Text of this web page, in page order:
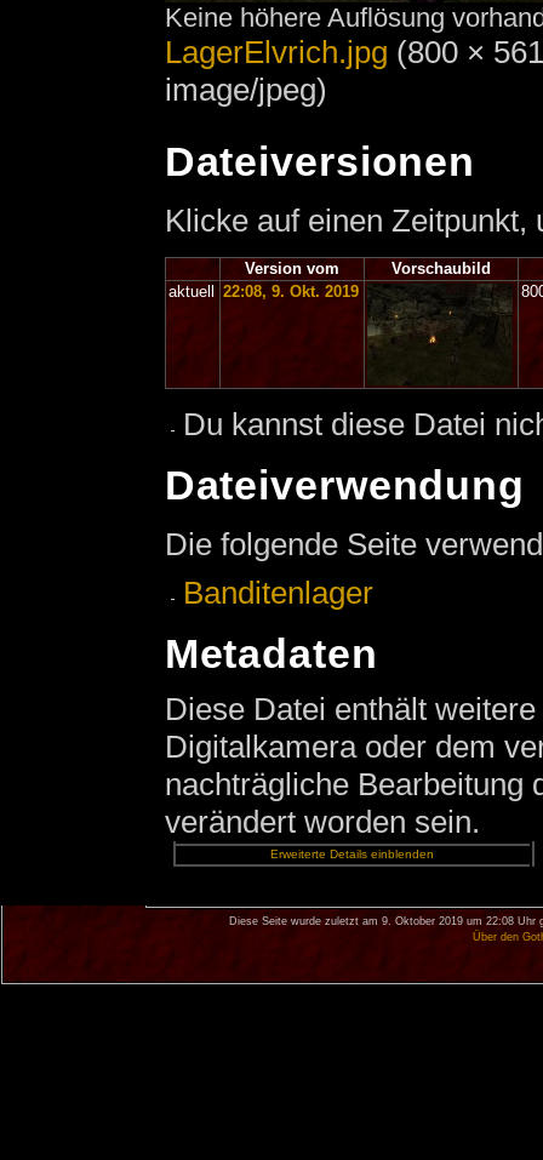
Keine höhere Auflösung
LagerElvrich.jpg (800 ×
image/jpeg)
Dateiversionen
Klicke auf einen
Version vom
Vorschaubild
aktuell
22:08, 9. Okt. 2019
Du kannst diese Datei
Dateiverwendung
Die folgende Seite
Banditenlager
Metadaten
Diese Datei enthält
Digitalkamera oder dem
nachträgliche Bearbeitung
verändert worden sein.
Erweiterte Details einblenden
Diese Seite wurde zuletzt am 9. Oktober 2019 um 22:08 Uhr
Über den